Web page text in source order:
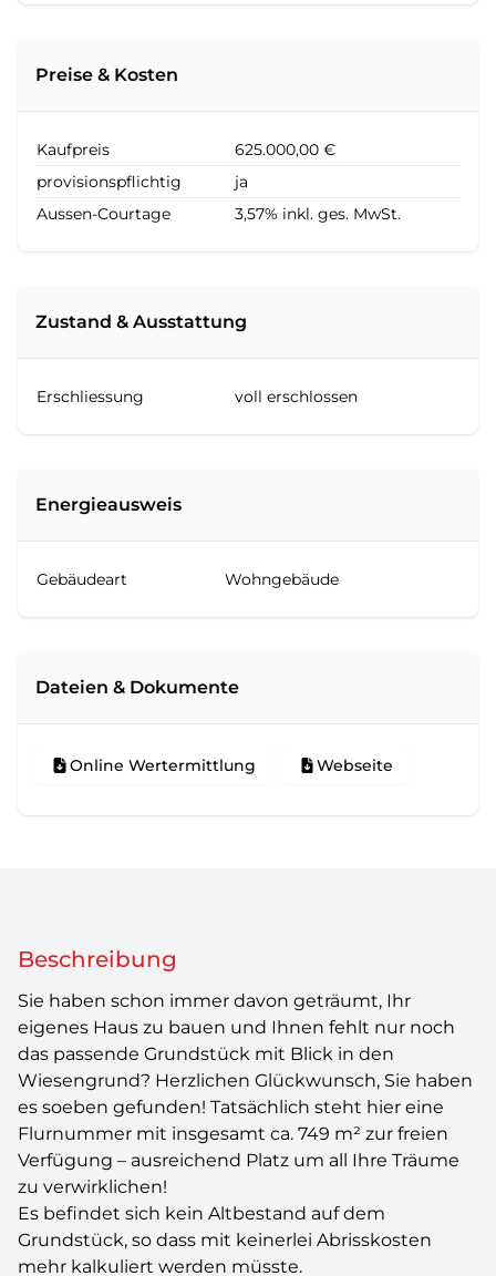
Preise & Kosten
Kaufpreis
625.000,00 €
provisionspflichtig
ja
Aussen-Courtage
3,57% inkl. ges. MwSt.
Zustand & Ausstattung
Erschliessung voll erschlossen
Energieausweis
Gebäudeart Wohngebäude
Dateien & Dokumente
Online Wertermittlung Webseite
Beschreibung
Sie haben schon immer davon geträumt, Ihr
eigenes Haus zu bauen und Ihnen fehlt nur noch
das passende Grundstück mit Blick in den
Wiesengrund? Herzlichen Glückwunsch, Sie haben
es soeben gefunden! Tatsächlich steht hier eine
Flurnummer mit insgesamt ca. 749 m² zur freien
Verfügung – ausreichend Platz um all Ihre Träume
zu verwirklichen!
Es befindet sich kein Altbestand auf dem
Grundstück, so dass mit keinerlei Abrisskosten
mehr kalkuliert werden müsste.